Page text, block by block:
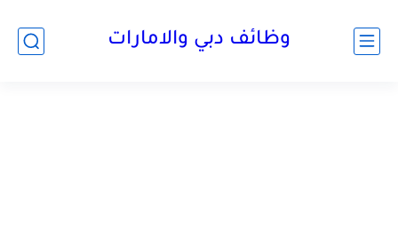
وظائف دبي والامارات